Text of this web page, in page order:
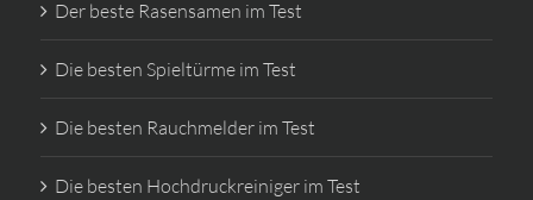
Der beste Rasensamen im Test
Die besten Spieltürme im Test
Die besten Rauchmelder im Test
Die besten Hochdruckreiniger im Test